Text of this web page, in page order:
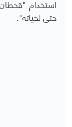
استخدام
حتى لحياته".